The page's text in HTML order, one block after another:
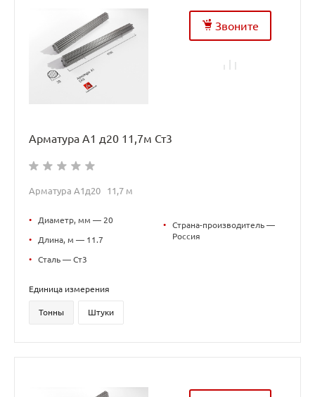
Звоните
Арматура А1 д20 11,7м Ст3
Арматура А1д20 11,7 м
• Диаметр, мм — 20
• Длина, м — 11.7
• Сталь — Ст3
•
Страна-производитель —
Россия
Единица измерения
Тонны Штуки